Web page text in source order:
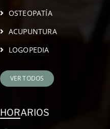
OSTEOPATÍA
ACUPUNTURA
LOGOPEDIA
VER TODOS
HORARIOS